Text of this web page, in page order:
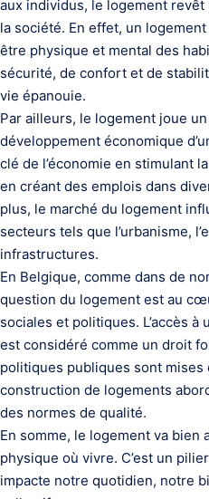
aux individus, le logement
la société. En effet, un
être physique et mental des
sécurité, de confort et de
vie épanouie.
Par ailleurs, le logement joue
développement économique
clé de l’économie en stimulant
en créant des emplois dans
plus, le marché du logement
secteurs tels que l’urbanisme,
infrastructures.
En Belgique, comme dans de
question du logement est au
sociales et politiques. L’accès
est considéré comme un droit
politiques publiques sont
construction de logements
des normes de qualité.
En somme, le logement va bien
physique où vivre. C’est un
impacte notre quotidien, notre